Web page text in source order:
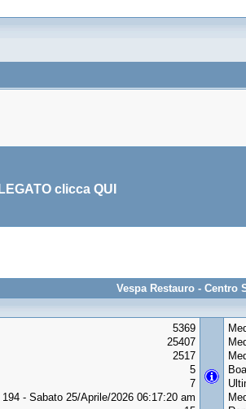
clicca QUI
Vespa Restauro - Centro
5369
25407
2517
5
7
194 - Sabato 25/Aprile/2026 06:17:20 am